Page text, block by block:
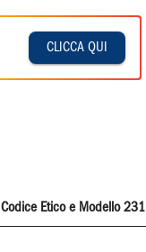
CLICCA QUI
Codice Etico e Modello 231